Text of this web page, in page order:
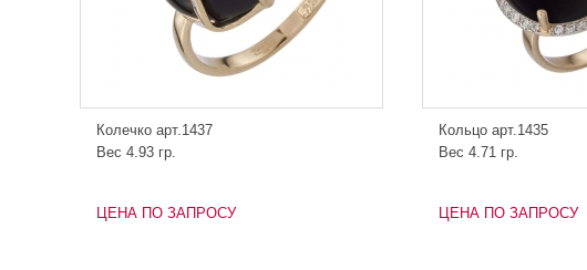
Колечко арт.1437
Вес 4.93 гр.
ЦЕНА ПО ЗАПРОСУ
Кольцо арт.1435
Вес 4.71 гр.
ЦЕНА ПО ЗАПРОСУ